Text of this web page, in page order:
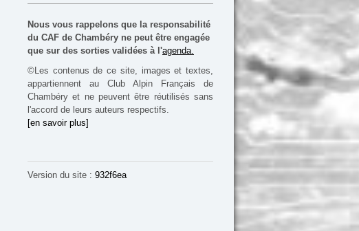
Nous vous rappelons que la responsabilité
du CAF de Chambéry ne peut être engagée
que sur des sorties validées à l'agenda.
©Les contenus de ce site, images et textes,
appartiennent au Club Alpin Français de
Chambéry et ne peuvent être réutilisés sans
l'accord de leurs auteurs respectifs.
[en savoir plus]
Version du site : 932f6ea